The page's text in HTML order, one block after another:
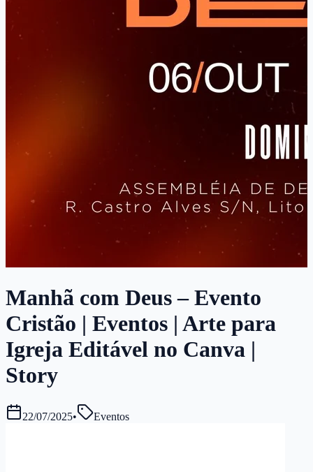
Manhã com Deus – Evento
Cristão | Eventos | Arte para
Igreja Editável no Canva |
Story
22/07/2025• Eventos